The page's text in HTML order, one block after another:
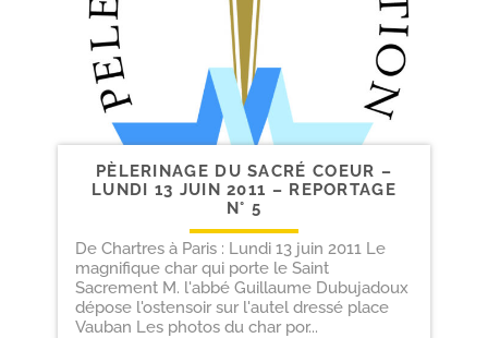
PÈLERINAGE DU SACRÉ COEUR –
LUNDI 13 JUIN 2011 – REPORTAGE
N° 5
De Chartres à Paris : Lundi 13 juin 2011 Le
magnifique char qui porte le Saint
Sacrement M. l'abbé Guillaume Dubujadoux
dépose l'ostensoir sur l'autel dressé place
Vauban Les photos du char por...